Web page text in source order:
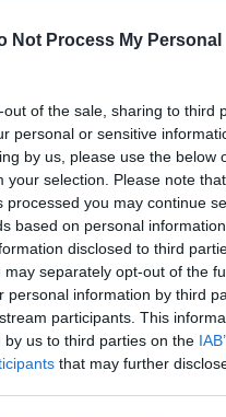
Not Process My Personal
out of the sale, sharing to third
personal or sensitive
by us, please use the below
your selection. Please note
processed you may continue
based on personal
disclosed to third
may separately opt-out of the
personal information by third
participants. This
by us to third parties on the
that may further
deportivos, de
así como más de
segmentados por
marcas, categorías de
de cada
contacta con
.
como fuente preferida
con las últimas noticias de